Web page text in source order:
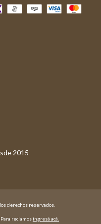
derechos reservados.
reclamosingresá acá.